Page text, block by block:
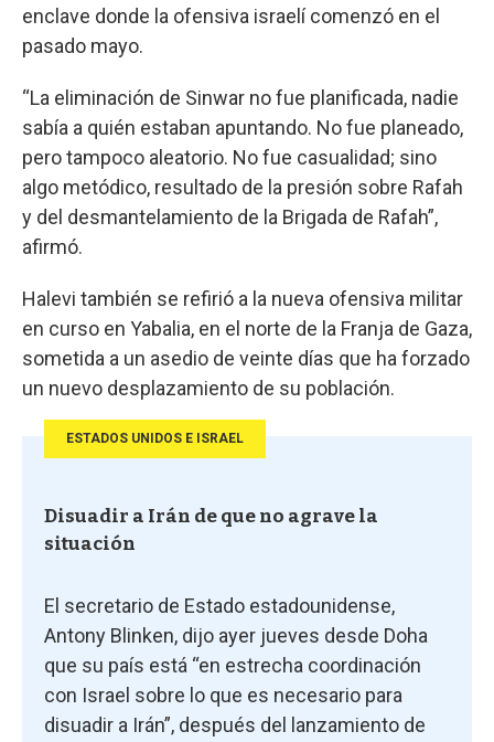
enclave donde la ofensiva israelí comenzó en el
pasado mayo.
“La eliminación de Sinwar no fue planificada, nadie
sabía a quién estaban apuntando. No fue planeado,
pero tampoco aleatorio. No fue casualidad; sino
algo metódico, resultado de la presión sobre Rafah
y del desmantelamiento de la Brigada de Rafah”,
afirmó.
Halevi también se refirió a la nueva ofensiva militar
en curso en Yabalia, en el norte de la Franja de Gaza,
sometida a un asedio de veinte días que ha forzado
un nuevo desplazamiento de su población.
ESTADOS UNIDOS E ISRAEL
Disuadir a Irán de que no agrave la
situación
El secretario de Estado estadounidense,
Antony Blinken, dijo ayer jueves desde Doha
que su país está “en estrecha coordinación
con Israel sobre lo que es necesario para
disuadir a Irán”, después del lanzamiento de